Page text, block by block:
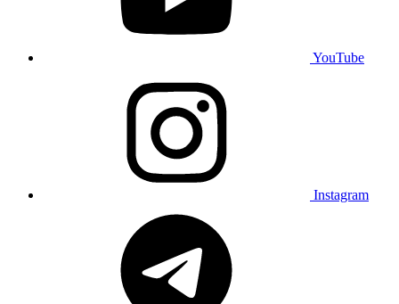
YouTube
Instagram